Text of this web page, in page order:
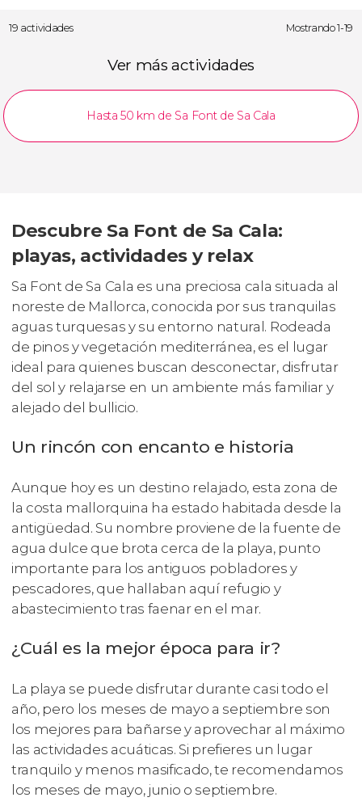
19 actividades Mostrando 1-19
Ver más actividades
Hasta 50 km de Sa Font de Sa Cala
Descubre Sa Font de Sa Cala:
playas, actividades y relax
Sa Font de Sa Cala es una preciosa cala situada al
noreste de Mallorca, conocida por sus tranquilas
aguas turquesas y su entorno natural. Rodeada
de pinos y vegetación mediterránea, es el lugar
ideal para quienes buscan desconectar, disfrutar
del sol y relajarse en un ambiente más familiar y
alejado del bullicio.
Un rincón con encanto e historia
Aunque hoy es un destino relajado, esta zona de
la costa mallorquina ha estado habitada desde la
antigüedad. Su nombre proviene de la fuente de
agua dulce que brota cerca de la playa, punto
importante para los antiguos pobladores y
pescadores, que hallaban aquí refugio y
abastecimiento tras faenar en el mar.
¿Cuál es la mejor época para ir?
La playa se puede disfrutar durante casi todo el
año, pero los meses de mayo a septiembre son
los mejores para bañarse y aprovechar al máximo
las actividades acuáticas. Si prefieres un lugar
tranquilo y menos masificado, te recomendamos
los meses de mayo, junio o septiembre.